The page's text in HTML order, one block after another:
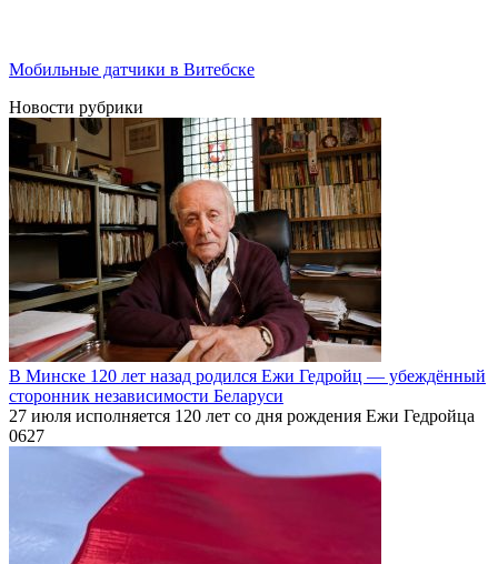
Мобильные датчики в Витебске
Новости рубрики
В Минске 120 лет назад родился Ежи Гедройц — убеждённый
сторонник независимости Беларуси
27 июля исполняется 120 лет со дня рождения Ежи Гедройца
0627